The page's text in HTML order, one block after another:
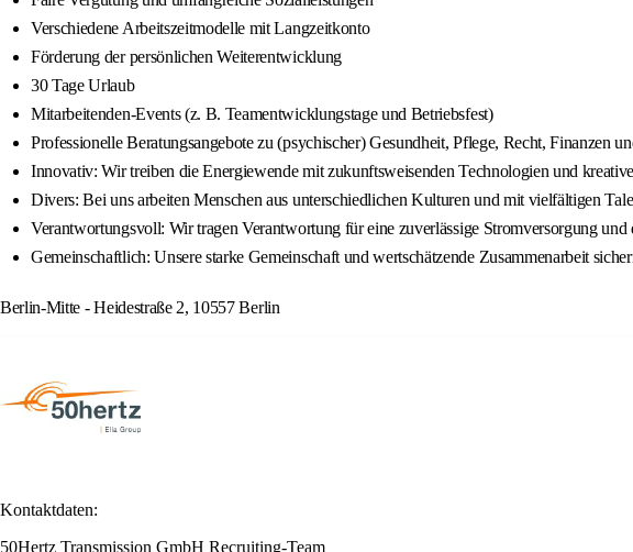
Verschiedene Arbeitszeitmodelle mit Langzeitkonto
Förderung der persönlichen Weiterentwicklung
30 Tage Urlaub
Mitarbeitenden-Events (z. B. Teamentwicklungstage und Betriebsfest)
Professionelle Beratungsangebote zu (psychischer) Gesundheit, Pflege, Recht, Finanzen
Innovativ: Wir treiben die Energiewende mit zukunftsweisenden Technologien und
Divers: Bei uns arbeiten Menschen aus unterschiedlichen Kulturen und mit vielfältigen
Verantwortungsvoll: Wir tragen Verantwortung für eine zuverlässige Stromversorgung und
Gemeinschaftlich: Unsere starke Gemeinschaft und wertschätzende Zusammenarbeit
Berlin-Mitte - Heidestraße 2, 10557 Berlin
Kontaktdaten:
50Hertz Transmission GmbH Recruiting-Team